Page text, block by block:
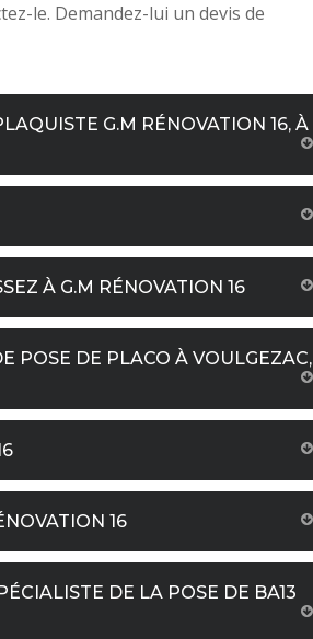
le. Demandez-lui un devis de
G.M RÉNOVATION 16, À
À G.M RÉNOVATION 16
POSE DE PLACO À VOULGEZAC,
16
DE LA POSE DE BA13